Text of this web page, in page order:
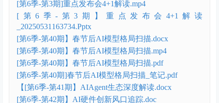
[第6季-第3期]重点发布会4+1解读.mp4
[第6季-第3期】重点发布会4+1解读
_20250531163734.Pptx
[第6季-第40期】春节后AI模型格局扫描.docx
[第6季-第40期】春节后AI模型格局扫描.mp4
[第6季-第40期】春节后AI模型格局扫描.pdf
[第6季-第40期]春节后AI模型格局扫描_笔记.pdf
【[第6季-第41期】AIAgent生态深度解读.docx
[第6季-第42期】AI硬件创新风口追踪.doc